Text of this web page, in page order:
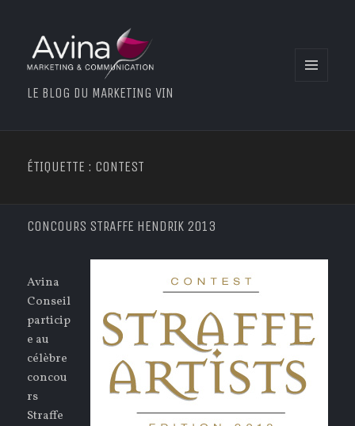
LE BLOG DU MARKETING VIN
ÉTIQUETTE : CONTEST
CONCOURS STRAFFE HENDRIK 2013
Avina
Conseil
particip
e au
célèbre
concou
rs
Straffe